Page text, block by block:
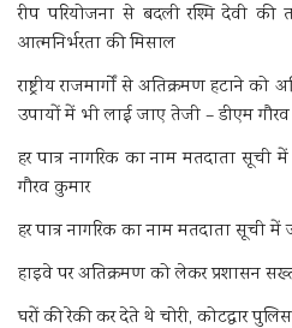
रीप परियोजना से बदली रश्मि देवी की
आत्मनिर्भरता की मिसाल
राष्ट्रीय राजमार्गों से अतिक्रमण हटाने
उपायों में भी लाई जाए तेजी – डीएम
हर पात्र नागरिक का नाम मतदाता सूची
गौरव कुमार
हर पात्र नागरिक का नाम मतदाता सूची में
हाइवे पर अतिक्रमण को लेकर प्रशासन
घरों की रेकी कर देते थे चोरी, कोटद्वार